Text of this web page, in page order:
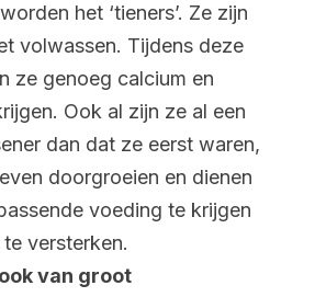
het ‘tieners’. Ze zijn
volwassen. Tijdens deze
ze genoeg calcium en
Ook al zijn ze al een
dan dat ze eerst waren,
doorgroeien en dienen
voeding te krijgen
versterken.
van groot